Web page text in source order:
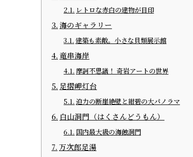
レトロな赤白の建物が目印
海のギャラリー
建築も素敵。小さな貝類展示館
竜串海岸
摩訶不思議！ 奇岩アートの世界
足摺岬灯台
迫力の断崖絶壁と紺碧の大パノラマ
白山洞門（はくさんどうもん）
国内最大級の海蝕洞門
万次郎足湯